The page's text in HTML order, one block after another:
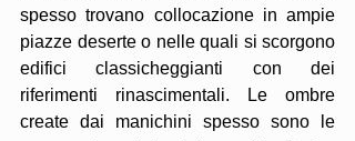
spesso trovano collocazione in ampie
piazze deserte o nelle quali si scorgono
edifici classicheggianti con dei
riferimenti rinascimentali. Le ombre
create dai manichini spesso sono le